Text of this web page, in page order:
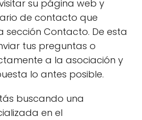
su página web y
de contacto que
sección Contacto. De esta
tus preguntas o
a la asociación y
lo antes posible.
buscando una
en el